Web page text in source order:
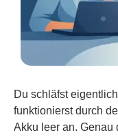
Du schläfst
funktionierst durch
Akku leer an. Genau